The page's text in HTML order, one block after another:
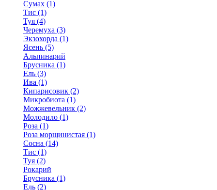
Сумах (1)
Тис (1)
Туя (4)
Черемуха (3)
Экзохорда (1)
Ясень (5)
Альпинарий
Брусника (1)
Ель (3)
Ива (1)
Кипарисовик (2)
Микробиота (1)
Можжевельник (2)
Молодило (1)
Роза (1)
Роза морщинистая (1)
Сосна (14)
Тис (1)
Туя (2)
Рокарий
Брусника (1)
Ель (2)